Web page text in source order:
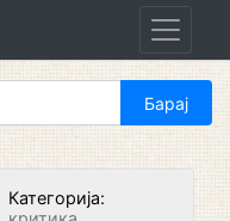
Категорија: